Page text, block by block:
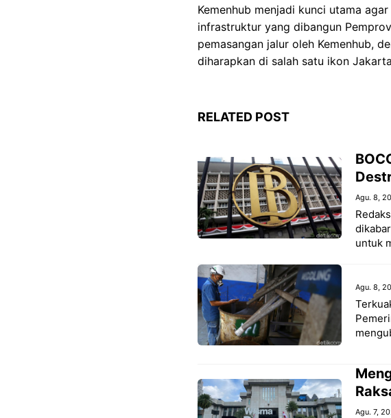
Kemenhub menjadi kunci utama
infrastruktur yang dibangun
pemasangan jalur oleh Kemenhub,
diharapkan di salah satu ikon
RELATED POST
Agu. 8,
untuk
Agu. 8,
Agu. 7,